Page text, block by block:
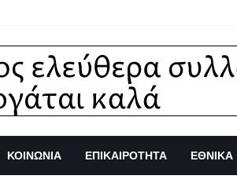
ΚΟΙΝΩΝΙΑ ΕΠΙΚΑΙΡΟΤΗΤΑ ΕΘΝΙΚΑ